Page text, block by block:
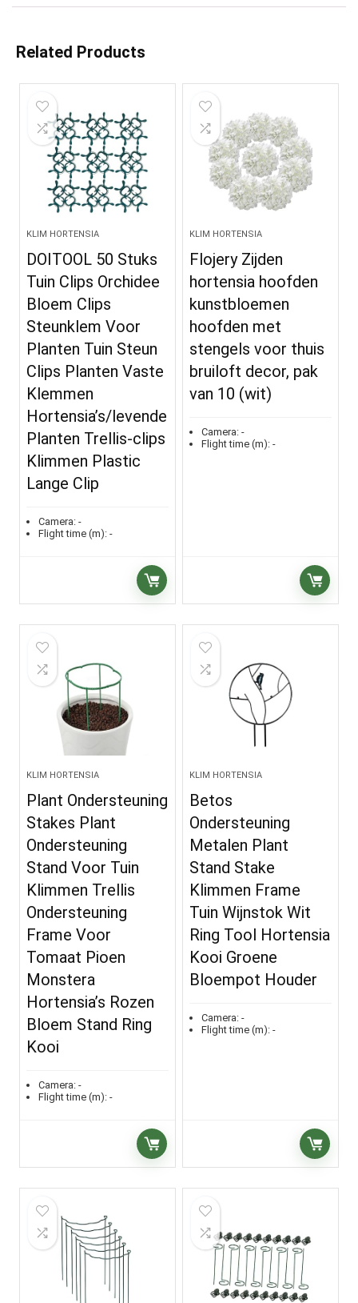
Related Products
KLIM HORTENSIA
DOITOOL 50 Stuks
Tuin Clips Orchidee
Bloem Clips
Steunklem Voor
Planten Tuin Steun
Clips Planten Vaste
Klemmen
Hortensia’s/levende
Planten Trellis-clips
Klimmen Plastic
Lange Clip
Camera: -
Flight time (m): -
KLIM HORTENSIA
Flojery Zijden
hortensia hoofden
kunstbloemen
hoofden met
stengels voor thuis
bruiloft decor, pak
van 10 (wit)
Camera: -
Flight time (m): -
KLIM HORTENSIA
Plant Ondersteuning
Stakes Plant
Ondersteuning
Stand Voor Tuin
Klimmen Trellis
Ondersteuning
Frame Voor
Tomaat Pioen
Monstera
Hortensia’s Rozen
Bloem Stand Ring
Kooi
Camera: -
Flight time (m): -
KLIM HORTENSIA
Betos
Ondersteuning
Metalen Plant
Stand Stake
Klimmen Frame
Tuin Wijnstok Wit
Ring Tool Hortensia
Kooi Groene
Bloempot Houder
Camera: -
Flight time (m): -